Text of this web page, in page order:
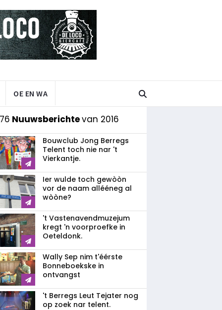
OE EN WA
Nuuwsberichtevan 2016
Bouwclub Jong Berregs
Telent toch nie nar 't
Vierkantje.
Ier wulde toch gewòòn
vor de naam allééneg al
wòòne?
't Vastenavendmuzejum
kregt 'n voorproefke in
Oeteldonk.
Wally Sep nim t'éérste
Bonneboekske in
ontvangst
't Berregs Leut Tejater nog
op zoek nar telent.